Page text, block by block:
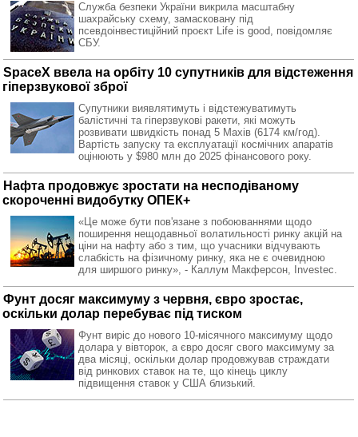
Служба безпеки України викрила масштабну
шахрайську схему, замасковану під
псевдоінвестиційний проєкт Life is good, повідомляє
СБУ.
SpaceX ввела на орбіту 10 супутників для відстеження
гіперзвукової зброї
Супутники виявлятимуть і відстежуватимуть
балістичні та гіперзвукові ракети, які можуть
розвивати швидкість понад 5 Махів (6174 км/год).
Вартість запуску та експлуатації космічних апаратів
оцінюють у $980 млн до 2025 фінансового року.
Нафта продовжує зростати на несподіваному
скороченні видобутку ОПЕК+
«Це може бути пов'язане з побоюваннями щодо
поширення нещодавньої волатильності ринку акцій на
ціни на нафту або з тим, що учасники відчувають
слабкість на фізичному ринку, яка не є очевидною
для ширшого ринку», - Каллум Макферсон, Investec.
Фунт досяг максимуму з червня, євро зростає,
оскільки долар перебуває під тиском
Фунт виріс до нового 10-місячного максимуму щодо
долара у вівторок, а євро досяг свого максимуму за
два місяці, оскільки долар продовжував страждати
від ринкових ставок на те, що кінець циклу
підвищення ставок у США близький.